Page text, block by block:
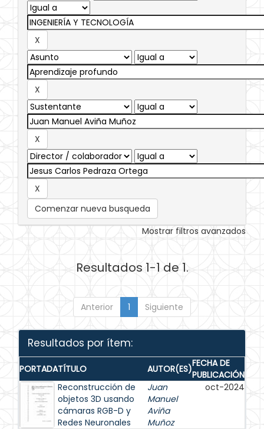
Comenzar nueva busqueda
Mostrar filtros avanzados
Resultados 1-1 de 1.
Anterior 1 Siguiente
Resultados por ítem:
PORTADATÍTULO AUTOR(ES)FECHA DE
PUBLICACIÓN
Reconstrucción de
objetos 3D usando
cámaras RGB-D y
Redes Neuronales
Juan
Manuel
Aviña
Muñoz
oct-2024